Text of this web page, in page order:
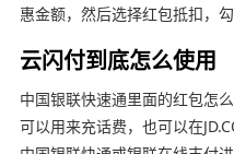
惠金额，然后选择红包抵扣，
云闪付到底怎么使用
中国银联快速通里面的红包怎
可以用来充话费，也可以在